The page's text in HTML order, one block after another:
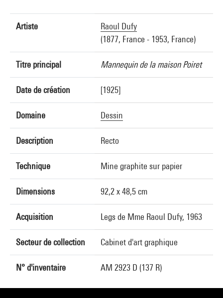
Artiste
Raoul Dufy
(1877, France - 1953, France)
Titre principal Mannequin de la maison Poiret
Date de création [1925]
Domaine Dessin
Description Recto
Technique Mine graphite sur papier
Dimensions 92,2 x 48,5 cm
Acquisition Legs de Mme Raoul Dufy, 1963
Secteur de collection Cabinet d'art graphique
N° d'inventaire AM 2923 D (137 R)